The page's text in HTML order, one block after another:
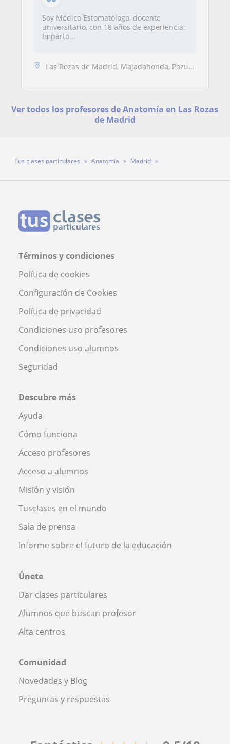
Soy Médico Estomatólogo, docente
universitario, con 18 años de experiencia.
Imparto...
Las Rozas de Madrid, Majadahonda, Pozuelo de Alarcón, Villanueva del P...
Ver todos los profesores de Anatomía en Las Rozas
de Madrid
Tus clases particulares Anatomía
Madrid
Términos y condiciones
Política de cookies
Configuración de Cookies
Política de privacidad
Condiciones uso profesores
Condiciones uso alumnos
Seguridad
Descubre más
Ayuda
Cómo funciona
Acceso profesores
Acceso a alumnos
Misión y visión
Tusclases en el mundo
Sala de prensa
Informe sobre el futuro de la educación
Únete
Dar clases particulares
Alumnos que buscan profesor
Alta centros
Comunidad
Novedades y Blog
Preguntas y respuestas